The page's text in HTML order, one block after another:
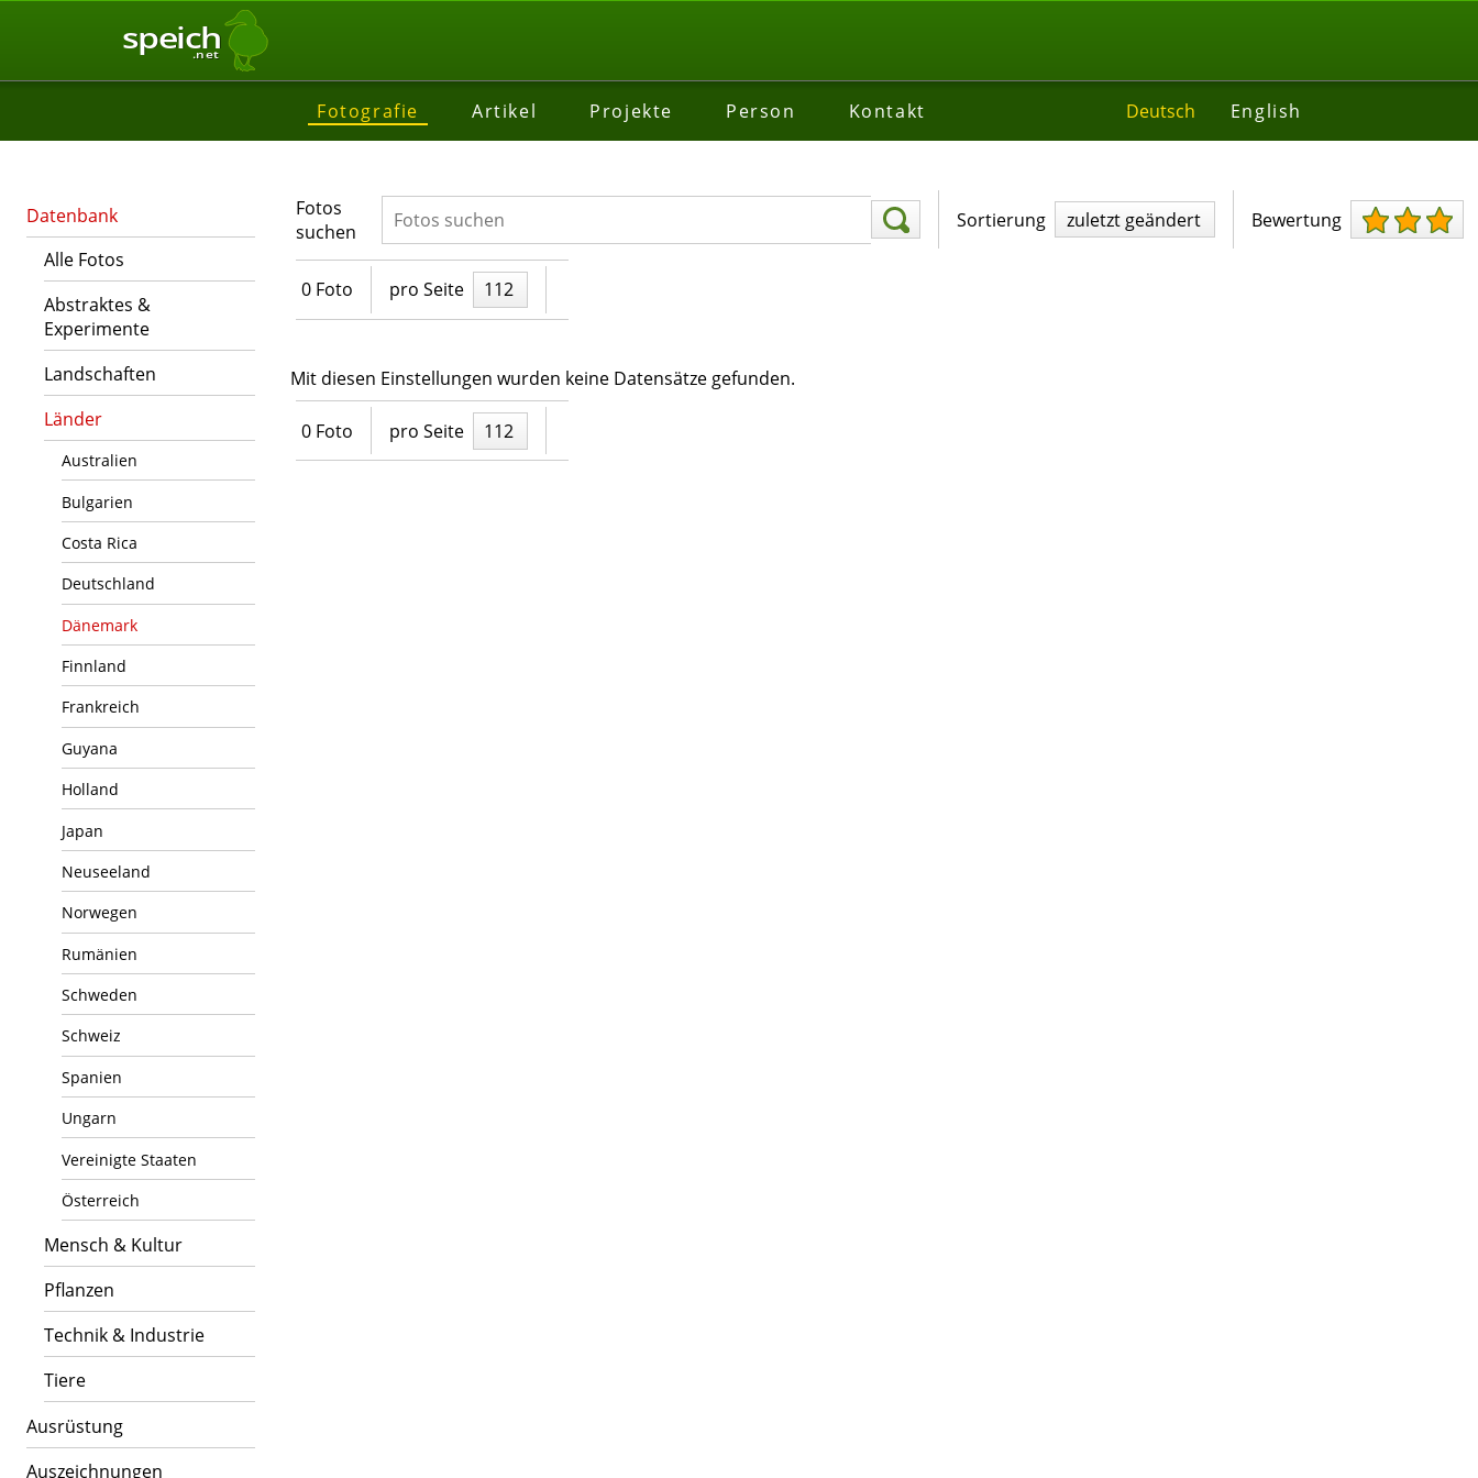
speich
.net
Fotografie Artikel Projekte Person Kontakt Deutsch English
Datenbank
Alle Fotos
Abstraktes &
Experimente
Landschaften
Länder
Australien
Bulgarien
Costa Rica
Deutschland
Dänemark
Finnland
Frankreich
Guyana
Holland
Japan
Neuseeland
Norwegen
Rumänien
Schweden
Schweiz
Spanien
Ungarn
Vereinigte Staaten
Österreich
Mensch & Kultur
Pflanzen
Technik & Industrie
Tiere
Ausrüstung
Auszeichnungen
Fotos
suchen
Sortierung zuletzt geändert Bewertung
0 Foto pro Seite 112
Mit diesen Einstellungen wurden keine Datensätze gefunden.
0 Foto pro Seite 112